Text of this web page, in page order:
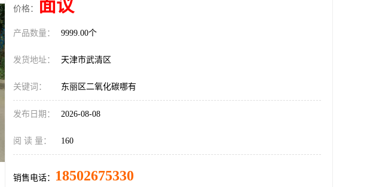
价格： 面议
产品数量： 9999.00个
发货地址： 天津市武清区
关键词： 东丽区二氧化碳哪有
发布日期： 2026-08-08
阅 读 量： 160
销售电话： 18502675330